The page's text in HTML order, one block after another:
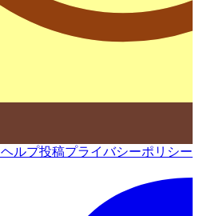
ヘルプ投稿プライバシーポリシー